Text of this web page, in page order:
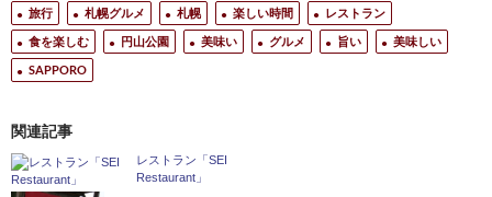
旅行
札幌グルメ 札幌 楽しい時間
レストラン
食を楽しむ
円山公園 美味い グルメ 旨い
美味しい
SAPPORO
関連記事
レストラン「SEI
Restaurant」